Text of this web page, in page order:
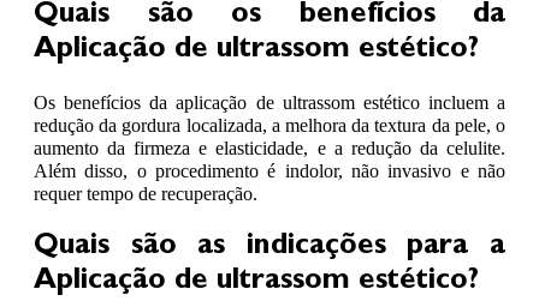
Quais são os benefícios da
Aplicação de ultrassom estético?
Os benefícios da aplicação de ultrassom estético incluem a
redução da gordura localizada, a melhora da textura da pele, o
aumento da firmeza e elasticidade, e a redução da celulite.
Além disso, o procedimento é indolor, não invasivo e não
requer tempo de recuperação.
Quais são as indicações para a
Aplicação de ultrassom estético?